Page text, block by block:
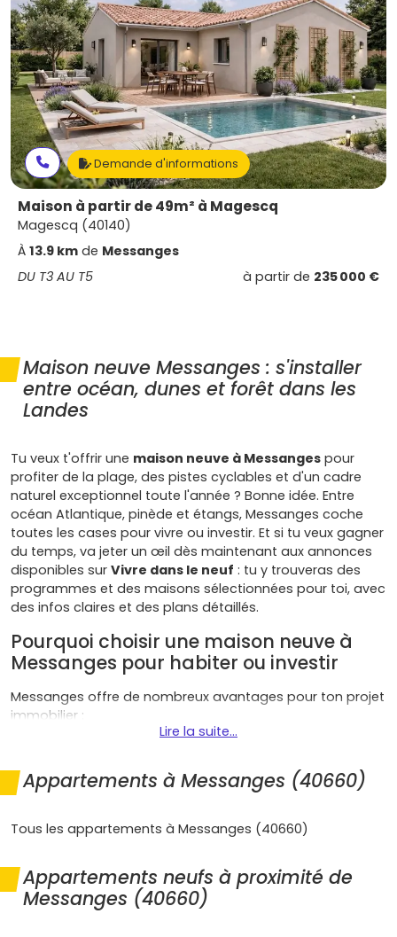
Demande d'informations
Maison à partir de 49m² à Magescq
Magescq (40140)
À 13.9 km de Messanges
DU T3 AU T5
à partir de 235 000 €
Maison neuve Messanges : s'installer
entre océan, dunes et forêt dans les
Landes
Tu veux t'offrir une maison neuve à Messanges pour
profiter de la plage, des pistes cyclables et d'un cadre
naturel exceptionnel toute l'année ? Bonne idée. Entre
océan Atlantique, pinède et étangs, Messanges coche
toutes les cases pour vivre ou investir. Et si tu veux gagner
du temps, va jeter un œil dès maintenant aux annonces
disponibles sur Vivre dans le neuf : tu y trouveras des
programmes et des maisons sélectionnées pour toi, avec
des infos claires et des plans détaillés.
Pourquoi choisir une maison neuve à
Messanges pour habiter ou investir
Messanges offre de nombreux avantages pour ton projet
immobilier :
forêt des Landes
, aux
pistes cyclables de la Vélodyssée. Ici, tu vis dehors
Dynamique touristiqueforte qui soutient la
location saisonnière
et la valorisation patrimoniale.
Boucau,MessangesetMoliets-et-Maa.
Immobilier neuf à Messanges
moderne,
Lire la suite...
Appartements à Messanges (40660)
Tous les appartements à Messanges (40660)
Appartements neufs à proximité de
Messanges (40660)